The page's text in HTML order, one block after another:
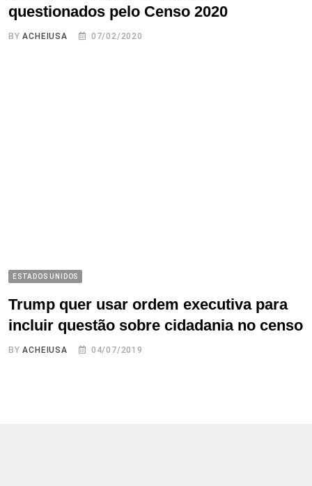
questionados pelo Censo 2020
BYACHEIUSA 07/02/2020
ESTADOS UNIDOS
Trump quer usar ordem executiva para
incluir questão sobre cidadania no censo
BYACHEIUSA 04/07/2019